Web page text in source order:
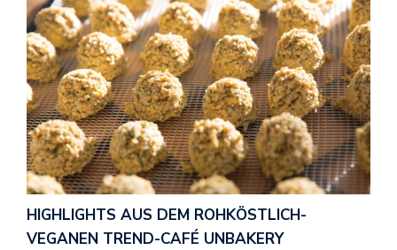
HIGHLIGHTS AUS DEM ROHKÖSTLICH-
VEGANEN TREND-CAFÉ UNBAKERY